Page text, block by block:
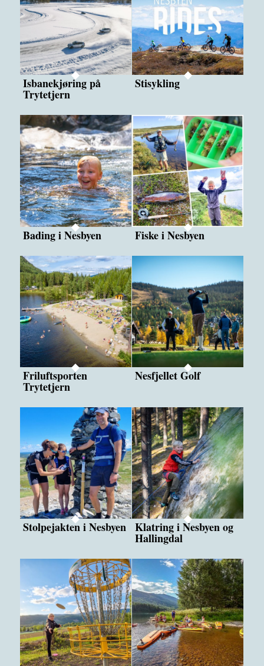
Isbanekjøring på
Trytetjern
Stisykling
Bading i Nesbyen Fiske i Nesbyen
Friluftsporten
Trytetjern
Nesfjellet Golf
Stolpejakten i Nesbyen Klatring i Nesbyen og
Hallingdal